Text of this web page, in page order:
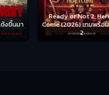
Ready or Not 2: Here I
Come (2026) เกมพร้อมตาย